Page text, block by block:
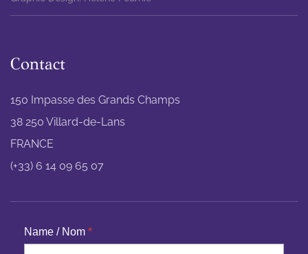
Contact
150 Impasse des Grands Champs
38 250 Villard-de-Lans
FRANCE
(+33) 6 14 09 65 07
Name / Nom *